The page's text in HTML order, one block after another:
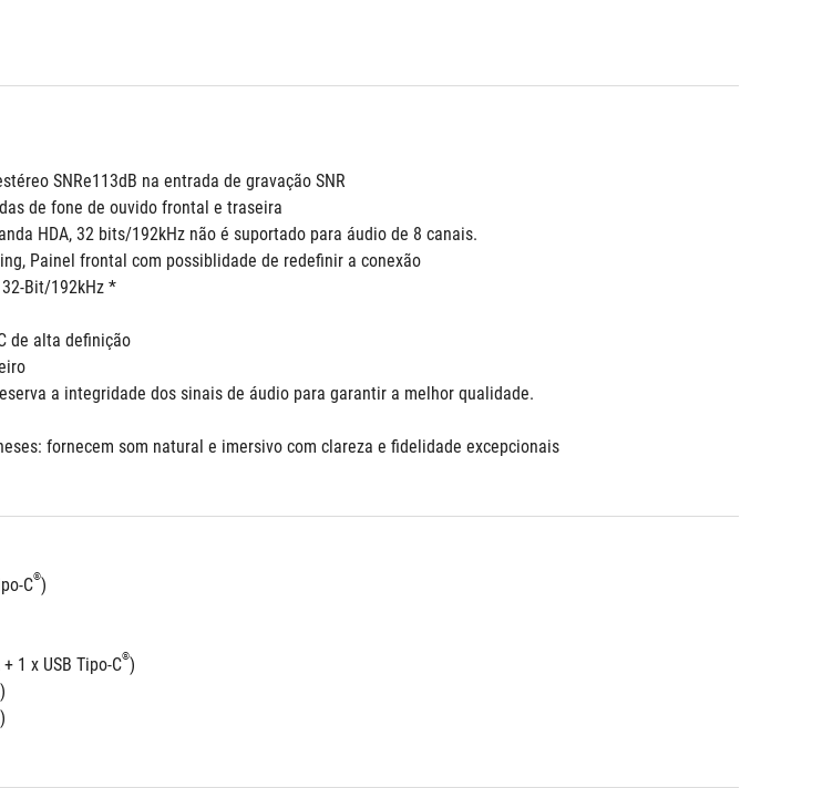
SNRe113dB na entrada de gravação SNR
de fone de ouvido frontal e traseira
HDA, 32 bits/192kHz não é suportado para áudio de 8 canais.
Painel frontal com possiblidade de redefinir a conexão
Bit/192kHz *
de alta definição
a integridade dos sinais de áudio para garantir a melhor qualidade.
fornecem som natural e imersivo com clareza e fidelidade excepcionais
C®)
1 x USB Tipo-C®)